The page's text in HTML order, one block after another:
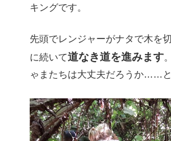
キングです。
先頭でレンジャーがナタで木を
に続いて道なき道を進みます
ゃまたちは大丈夫だろうか……と